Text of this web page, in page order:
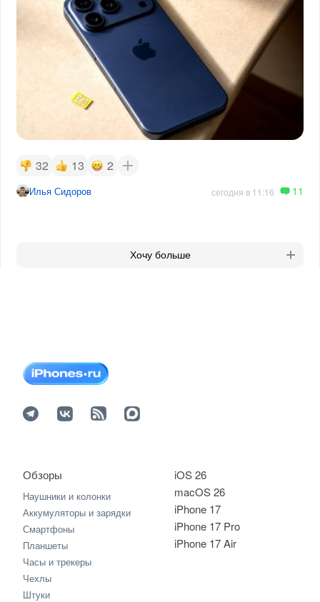
32 13 2
Илья Сидоров сегодня в 11:16 11
Хочу больше
iOS 26
macOS 26
iPhone 17
iPhone 17 Pro
iPhone 17 Air
Обзоры
Наушники и колонки
Аккумуляторы и зарядки
Смартфоны
Планшеты
Часы и трекеры
Чехлы
Штуки